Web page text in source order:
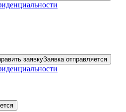
заявкуЗаявка отправляется